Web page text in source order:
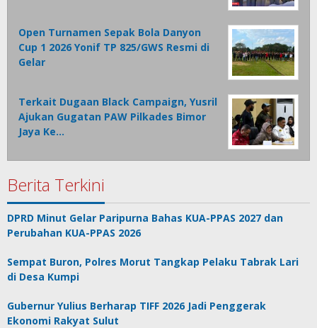
Open Turnamen Sepak Bola Danyon
Cup 1 2026 Yonif TP 825/GWS Resmi di
Gelar
Terkait Dugaan Black Campaign, Yusril
Ajukan Gugatan PAW Pilkades Bimor
Jaya Ke…
Berita Terkini
DPRD Minut Gelar Paripurna Bahas KUA-PPAS 2027 dan
Perubahan KUA-PPAS 2026
Sempat Buron, Polres Morut Tangkap Pelaku Tabrak Lari
di Desa Kumpi
Gubernur Yulius Berharap TIFF 2026 Jadi Penggerak
Ekonomi Rakyat Sulut